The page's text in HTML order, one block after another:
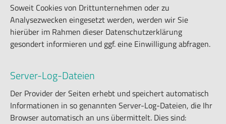
Soweit Cookies von Drittunternehmen oder zu
Analysezwecken eingesetzt werden, werden wir Sie
hierüber im Rahmen dieser Datenschutzerklärung
gesondert informieren und ggf. eine Einwilligung abfragen.
Server-Log-Dateien
Der Provider der Seiten erhebt und speichert automatisch
Informationen in so genannten Server-Log-Dateien, die Ihr
Browser automatisch an uns übermittelt. Dies sind: